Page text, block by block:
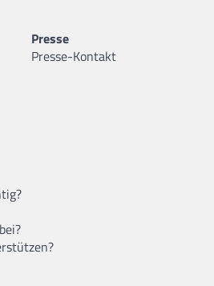
Presse
Presse-Kontakt